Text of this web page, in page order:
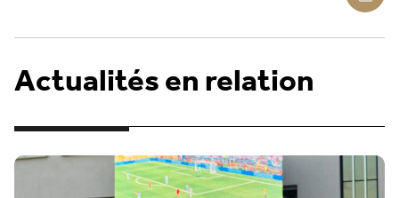
Actualités en relation